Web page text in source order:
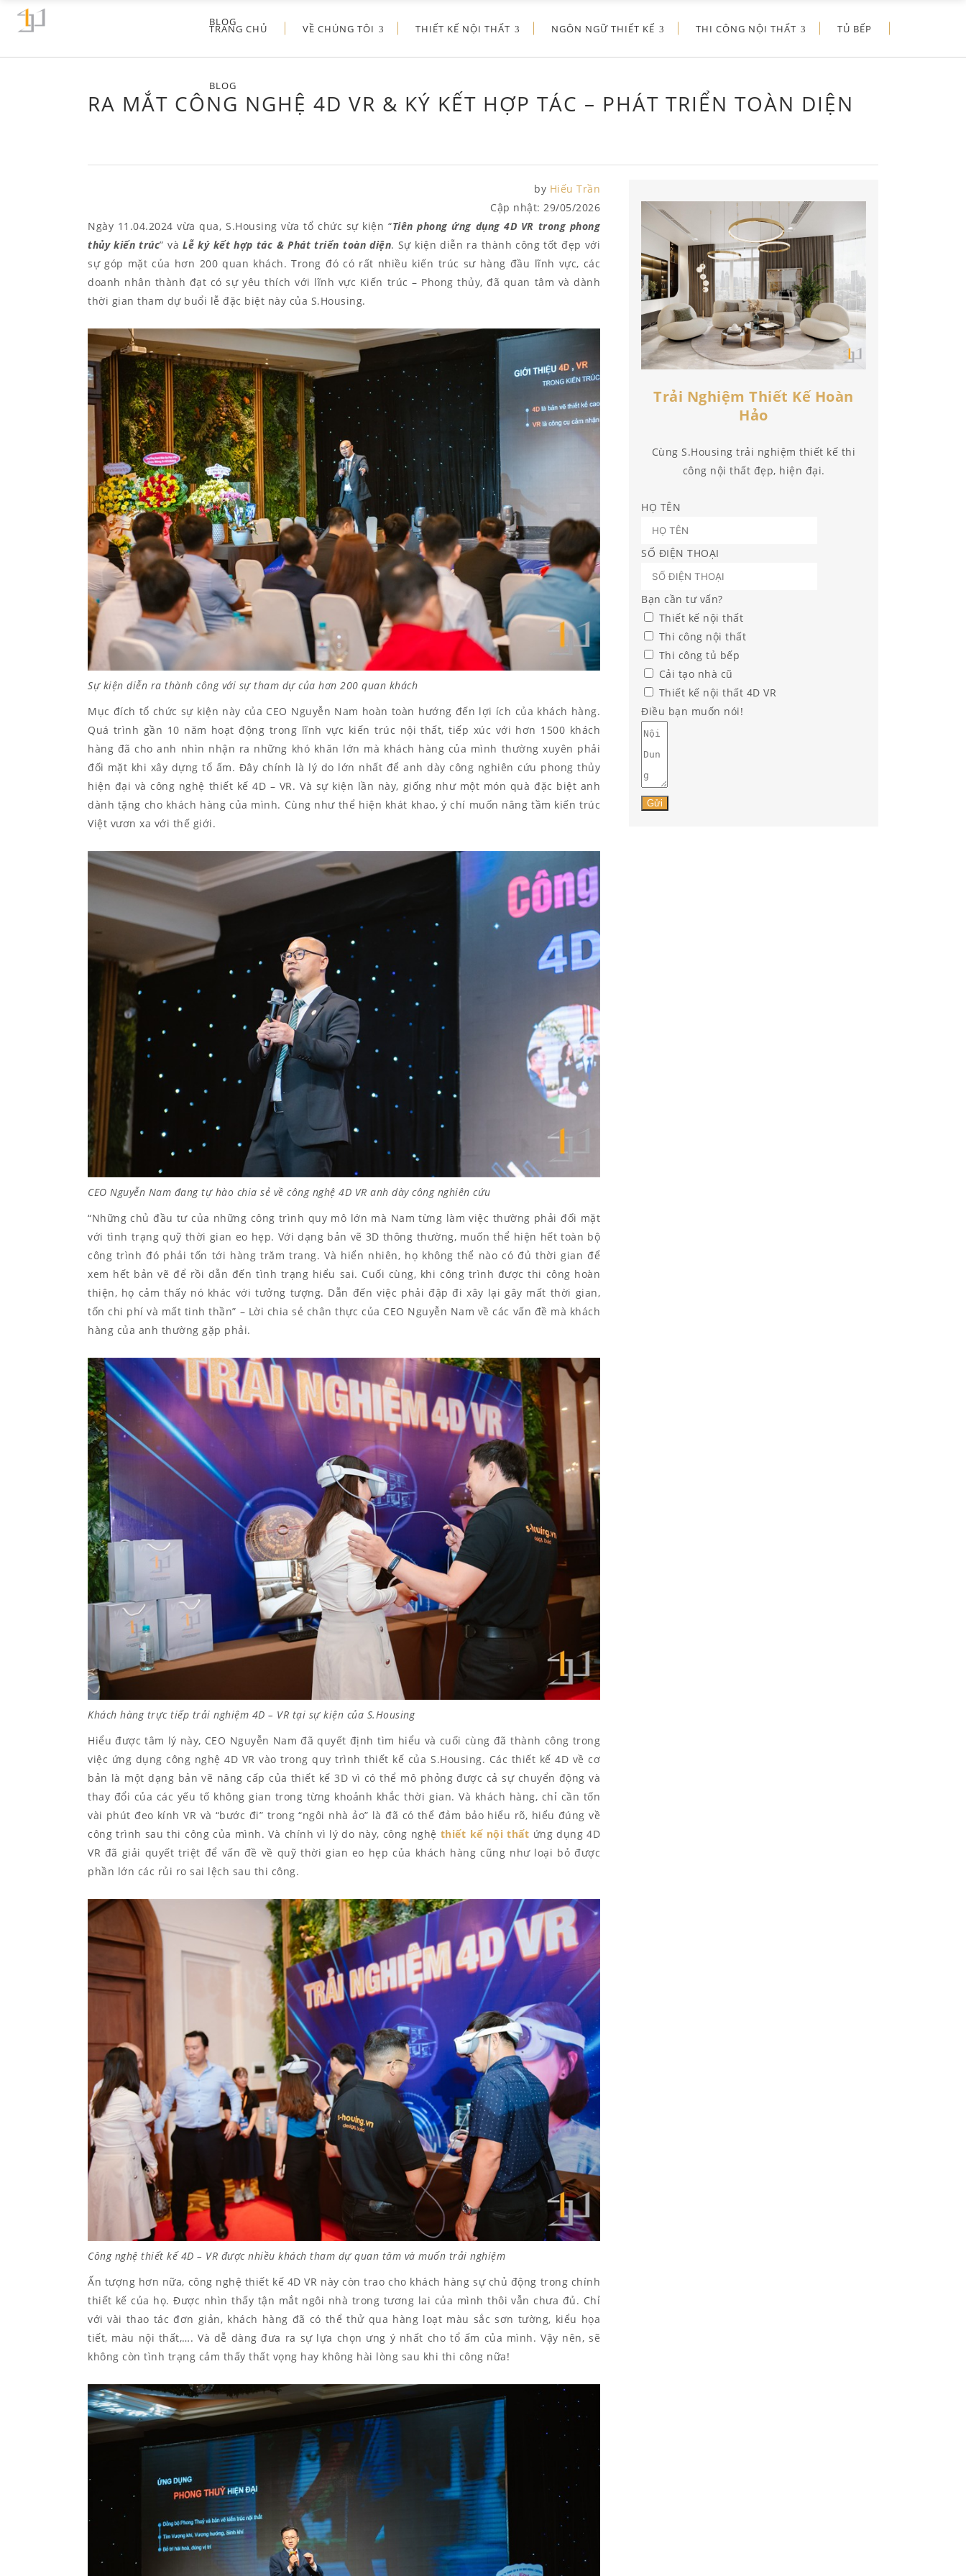
TRANG CHỦ VỀ CHÚNG TÔI THIẾT KẾ NỘI THẤT NGÔN NGỮ THIẾT KẾ THI CÔNG NỘI THẤT TỦ BẾP
BLOG
BLOG
RA MẮT CÔNG NGHỆ 4D VR & KÝ KẾT HỢP TÁC – PHÁT TRIỂN TOÀN DIỆN
by Hiếu Trần
Cập nhật:29/05/2026
Ngày 11.04.2024 vừa qua, S.Housing vừa tổ chức sự kiện “Tiên phong ứng dụng 4D VR trong phong
thủy kiến trúc” và Lễ ký kết hợp tác & Phát triển toàn diện. Sự kiện diễn ra thành công tốt đẹp với
sự góp mặt của hơn 200 quan khách. Trong đó có rất nhiều kiến trúc sư hàng đầu lĩnh vực, các
doanh nhân thành đạt có sự yêu thích với lĩnh vực Kiến trúc – Phong thủy, đã quan tâm và dành
thời gian tham dự buổi lễ đặc biệt này của S.Housing.
Sự kiện diễn ra thành công với sự tham dự của hơn 200 quan khách
Mục đích tổ chức sự kiện này của CEO Nguyễn Nam hoàn toàn hướng đến lợi ích của khách hàng.
Quá trình gần 10 năm hoạt động trong lĩnh vực kiến trúc nội thất, tiếp xúc với hơn 1500 khách
hàng đã cho anh nhìn nhận ra những khó khăn lớn mà khách hàng của mình thường xuyên phải
đối mặt khi xây dựng tổ ấm. Đây chính là lý do lớn nhất để anh dày công nghiên cứu phong thủy
hiện đại và công nghệ thiết kế 4D – VR. Và sự kiện lần này, giống như một món quà đặc biệt anh
dành tặng cho khách hàng của mình. Cùng như thể hiện khát khao, ý chí muốn nâng tầm kiến trúc
Việt vươn xa với thế giới.
CEO Nguyễn Nam đang tự hào chia sẻ về công nghệ 4D VR anh dày công nghiên cứu
“Những chủ đầu tư của những công trình quy mô lớn mà Nam từng làm việc thường phải đối mặt
với tình trạng quỹ thời gian eo hẹp. Với dạng bản vẽ 3D thông thường, muốn thể hiện hết toàn bộ
công trình đó phải tốn tới hàng trăm trang. Và hiển nhiên, họ không thể nào có đủ thời gian để
xem hết bản vẽ để rồi dẫn đến tình trạng hiểu sai. Cuối cùng, khi công trình được thi công hoàn
thiện, họ cảm thấy nó khác với tưởng tượng. Dẫn đến việc phải đập đi xây lại gây mất thời gian,
tốn chi phí và mất tinh thần” – Lời chia sẻ chân thực của CEO Nguyễn Nam về các vấn đề mà khách
hàng của anh thường gặp phải.
Khách hàng trực tiếp trải nghiệm 4D – VR tại sự kiện của S.Housing
Hiểu được tâm lý này, CEO Nguyễn Nam đã quyết định tìm hiểu và cuối cùng đã thành công trong
việc ứng dụng công nghệ 4D VR vào trong quy trình thiết kế của S.Housing. Các thiết kế 4D về cơ
bản là một dạng bản vẽ nâng cấp của thiết kế 3D vì có thể mô phỏng được cả sự chuyển động và
thay đổi của các yếu tố không gian trong từng khoảnh khắc thời gian. Và khách hàng, chỉ cần tốn
vài phút đeo kính VR và “bước đi” trong “ngôi nhà ảo” là đã có thể đảm bảo hiểu rõ, hiểu đúng về
công trình sau thi công của mình. Và chính vì lý do này, công nghệ thiết kế nội thất ứng dụng 4D
VR đã giải quyết triệt để vấn đề về quỹ thời gian eo hẹp của khách hàng cũng như loại bỏ được
phần lớn các rủi ro sai lệch sau thi công.
Công nghệ thiết kế 4D – VR được nhiều khách tham dự quan tâm và muốn trải nghiệm
Ấn tượng hơn nữa, công nghệ thiết kế 4D VR này còn trao cho khách hàng sự chủ động trong chính
thiết kế của họ. Được nhìn thấy tận mắt ngôi nhà trong tương lai của mình thôi vẫn chưa đủ. Chỉ
với vài thao tác đơn giản, khách hàng đã có thể thử qua hàng loạt màu sắc sơn tường, kiểu họa
tiết, màu nội thất,…. Và dễ dàng đưa ra sự lựa chọn ưng ý nhất cho tổ ấm của mình. Vậy nên, sẽ
không còn tình trạng cảm thấy thất vọng hay không hài lòng sau khi thi công nữa!
Trải Nghiệm Thiết Kế Hoàn
Hảo
Cùng S.Housing trải nghiệm thiết kế thi
công nội thất đẹp, hiện đại.
HỌ TÊN
SỐ ĐIỆN THOẠI
Bạn cần tư vấn?
Thiết kế nội thất
Thi công nội thất
Thi công tủ bếp
Cải tạo nhà cũ
Thiết kế nội thất 4D VR
Điều bạn muốn nói!
Gửi